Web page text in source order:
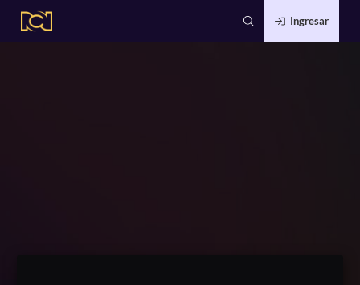
Ingresar